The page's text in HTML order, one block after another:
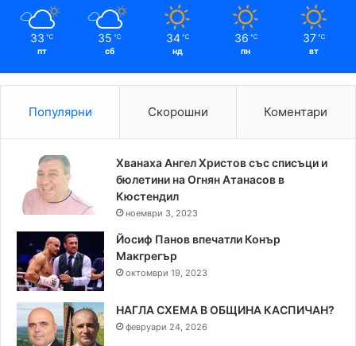
33 ℃
пт
35 ℃
сб
34 ℃
нд
36 ℃
пн
37 ℃
вт
Популярни Скорошни Коментари
Хванаха Ангел Христов със списъци и
бюлетини на Огнян Атанасов в
Кюстендил
ноември 3, 2023
Йосиф Панов впечатли Конър
Макгрегър
октомври 19, 2023
НАГЛА СХЕМА В ОБЩИНА КАСПИЧАН?
февруари 24, 2026